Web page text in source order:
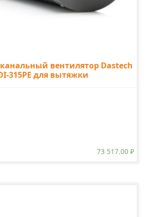
вентилятор Dastech
315PE для вытяжки
73 517.00 ₽